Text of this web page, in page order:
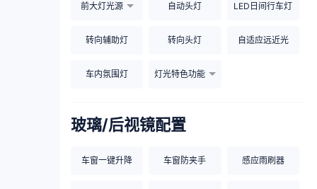
前大灯光源 自动头灯 LED日间行车灯
转向辅助灯 转向头灯 自适应远近光
车内氛围灯 灯光特色功能
玻璃/后视镜配置
车窗一键升降 车窗防夹手 感应雨刷器